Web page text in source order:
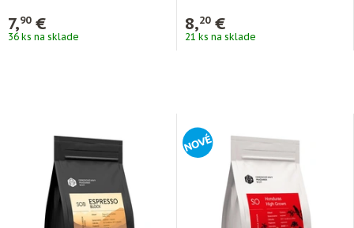
7,90€
36 ks na sklade
8,20€
21 ks na sklade